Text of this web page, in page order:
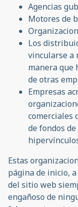
Agencias
Motores de
Los
vincularse a
manera que
de otras
Empresas
comerciales
de fondos
Estas
página de inicio,
del sitio web
engañoso de